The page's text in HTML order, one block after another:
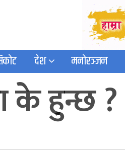
देश मनोरञ्जन
के हुन्छ ?